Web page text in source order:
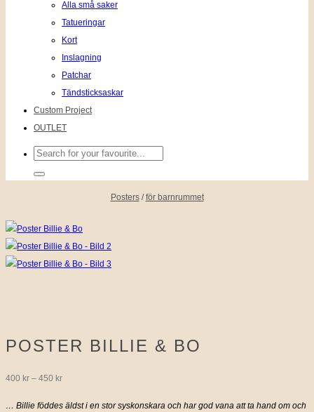
Alla små saker
Tatueringar
Kort
Inslagning
Patchar
Tändsticksaskar
Custom Project
OUTLET
Sök
efter:
Posters / för barnrummet
POSTER BILLIE & BO
400 kr – 450 krPrisintervall:
400 kr
… Billie föddes äldst i en stor syskonskara och har god vana att ta hand om och